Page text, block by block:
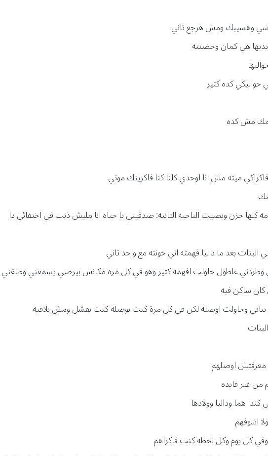
وهسيبك ومش هرجع تاني
هي كمان وحضنته
كده كتير
مش كده
ميته مش انا لوحدي كلنا كنا فاكرينك موتي
كلها حزن وبصيت الناحيه التانيه: صدقيني يا حياه انا مليش ذنب في اختفائي دا
بعد ما داليا فهمته اني خونته مع واحد تاني
علطول حاولت افهمه كتير وهو في كل مرة مكانش بيرضي يسمعني وطلقني
ساكن فيه
بناتي وحاولت اوصله لكن في كل مرة كنت بوصله كنت بفشل ومش بلاقيه
اوصلهم
غير فايده
هما وداليا وولادها
اشوفهم
كل يوم وكل لحظه كنت فاكراهم